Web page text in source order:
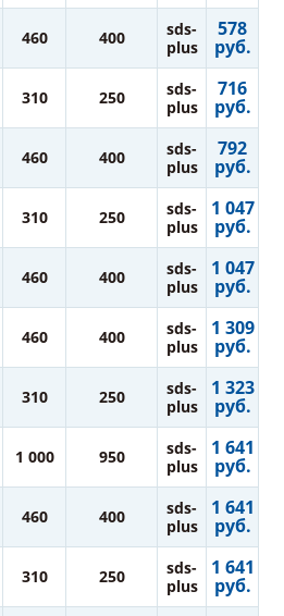
460 400
sds-
plus
578
руб.
310 250
sds-
plus
716
руб.
460 400
sds-
plus
792
руб.
310 250
sds-
plus
1 047
руб.
460 400
sds-
plus
1 047
руб.
460 400
sds-
plus
1 309
руб.
310 250
sds-
plus
1 323
руб.
1 000 950
sds-
plus
1 641
руб.
460 400
sds-
plus
1 641
руб.
310 250
sds-
plus
1 641
руб.